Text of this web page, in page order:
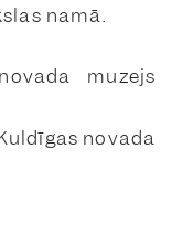
namā.
muzejs
novada